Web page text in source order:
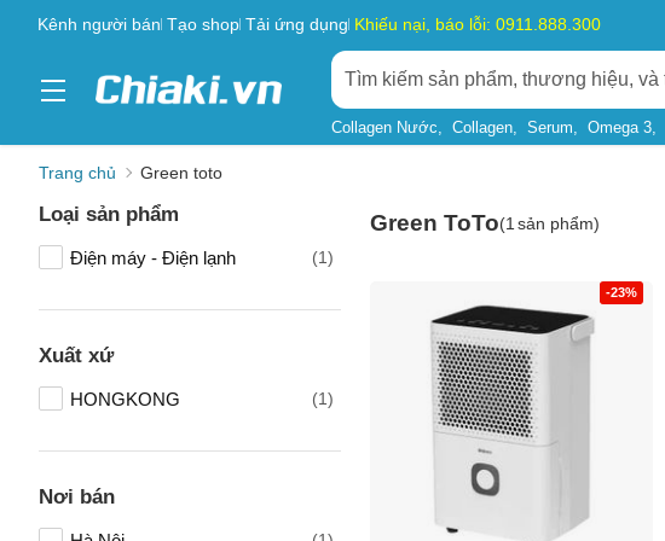
Kênh người bán Tạo shop Tải ứng dụng Khiếu nại, báo lỗi: 0911.888.300
Collagen Nước Collagen Serum Omega 3
Trang chủ Green toto
Loại sản phẩm
Điện máy - Điện lạnh (1)
Xuất xứ
HONGKONG (1)
Nơi bán
Green ToTo(1 sản phẩm)
-23%
Tên của bạn(*)